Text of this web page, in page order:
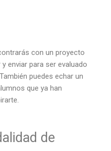
con un proyecto
enviar para ser evaluado
puedes echar un
que ya han
de